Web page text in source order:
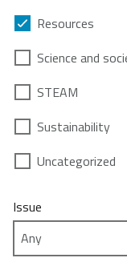
Resources
Science and
STEAM
Sustainability
Uncategorized
Issue